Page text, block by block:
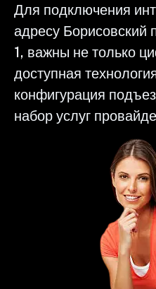
Для подключения
адресу Борисовский
1, важны не только
доступная
конфигурация
набор услуг